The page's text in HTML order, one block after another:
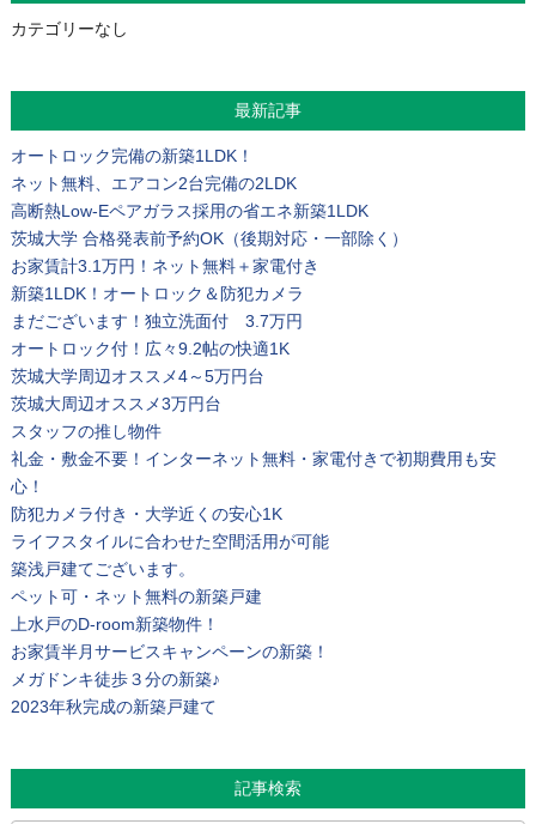
カテゴリーなし
最新記事
オートロック完備の新築1LDK！
ネット無料、エアコン2台完備の2LDK
高断熱Low-Eペアガラス採用の省エネ新築1LDK
茨城大学 合格発表前予約OK（後期対応・一部除く）
お家賃計3.1万円！ネット無料＋家電付き
新築1LDK！オートロック＆防犯カメラ
まだございます！独立洗面付 3.7万円
オートロック付！広々9.2帖の快適1K
茨城大学周辺オススメ4～5万円台
茨城大周辺オススメ3万円台
スタッフの推し物件
礼金・敷金不要！インターネット無料・家電付きで初期費用も安
心！
防犯カメラ付き・大学近くの安心1K
ライフスタイルに合わせた空間活用が可能
築浅戸建てございます。
ペット可・ネット無料の新築戸建
上水戸のD-room新築物件！
お家賃半月サービスキャンペーンの新築！
メガドンキ徒歩３分の新築♪
2023年秋完成の新築戸建て
記事検索